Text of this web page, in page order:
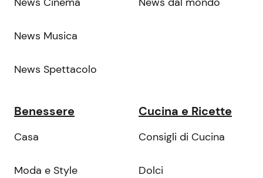
News Musica
News Spettacolo
Benessere
Casa
Moda e Style
Cucina e Ricette
Consigli di Cucina
Dolci